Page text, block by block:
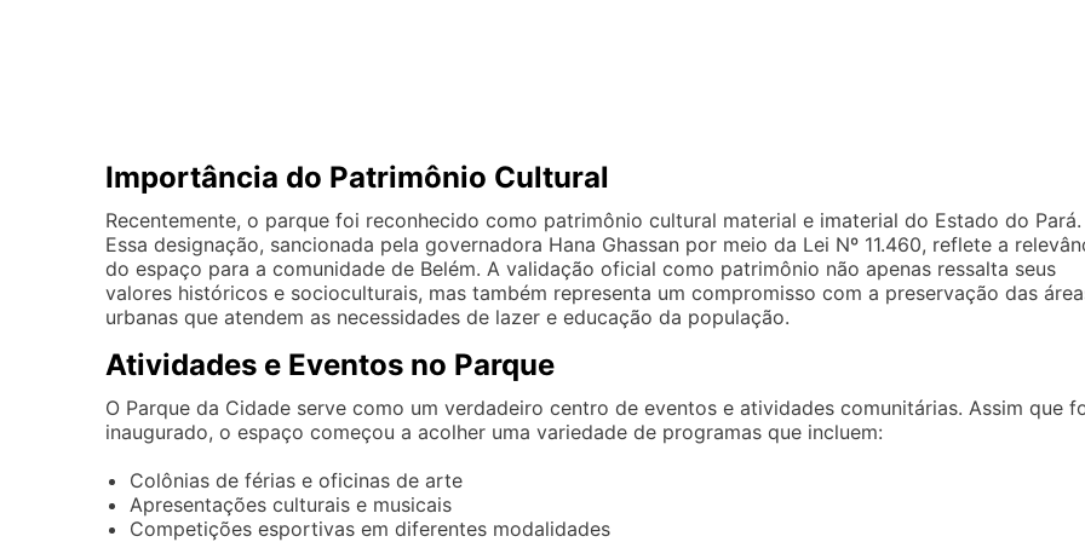
Importância do Patrimônio Cultural
Recentemente, o parque foi reconhecido como patrimônio cultural material e imaterial do Estado do Pará.
Essa designação, sancionada pela governadora Hana Ghassan por meio da Lei Nº 11.460, reflete a
do espaço para a comunidade de Belém. A validação oficial como patrimônio não apenas ressalta seus
valores históricos e socioculturais, mas também representa um compromisso com a preservação das
urbanas que atendem as necessidades de lazer e educação da população.
Atividades e Eventos no Parque
O Parque da Cidade serve como um verdadeiro centro de eventos e atividades comunitárias. Assim que
inaugurado, o espaço começou a acolher uma variedade de programas que incluem:
Colônias de férias e oficinas de arte
Apresentações culturais e musicais
Competições esportivas em diferentes modalidades